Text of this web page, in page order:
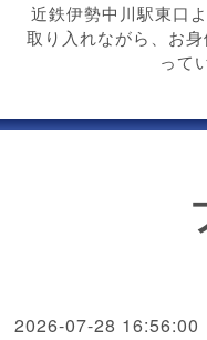
近鉄伊勢中川駅東口
取り入れながら、お
って
2026-07-28 16:56:00